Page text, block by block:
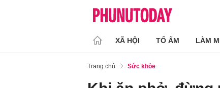
XÃ HỘI TỔ ẤM LÀM
Trang chủ Sức khỏe